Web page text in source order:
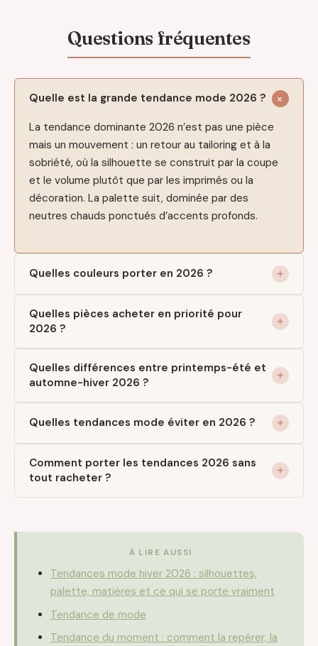
Quelle est la grande tendance mode 2026 ?
La tendance dominante 2026 n’est pas une pièce
mais un mouvement : un retour au tailoring et à la
sobriété, où la silhouette se construit par la coupe
et le volume plutôt que par les imprimés ou la
décoration. La palette suit, dominée par des
neutres chauds ponctués d’accents profonds.
Quelles couleurs porter en 2026 ?
Quelles pièces acheter en priorité pour
2026 ?
Quelles différences entre printemps-été et
automne-hiver 2026 ?
Quelles tendances mode éviter en 2026 ?
Comment porter les tendances 2026 sans
tout racheter ?
À LIRE AUSSI
Tendances mode hiver 2026 : silhouettes,
palette, matières et ce qui se porte vraiment
Tendance de mode
Tendance du moment : comment la repérer, la